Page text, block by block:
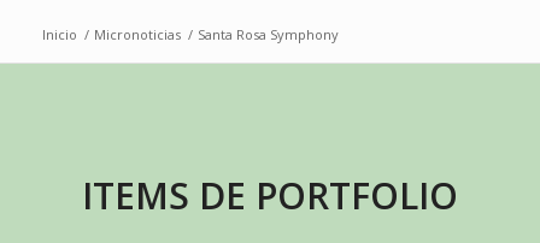
Inicio / Micronoticias / Santa Rosa Symphony
ITEMS DE PORTFOLIO